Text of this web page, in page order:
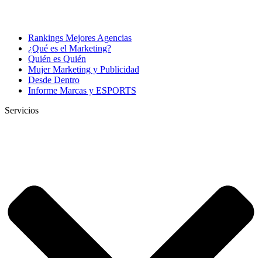
Rankings Mejores Agencias
¿Qué es el Marketing?
Quién es Quién
Mujer Marketing y Publicidad
Desde Dentro
Informe Marcas y ESPORTS
Servicios